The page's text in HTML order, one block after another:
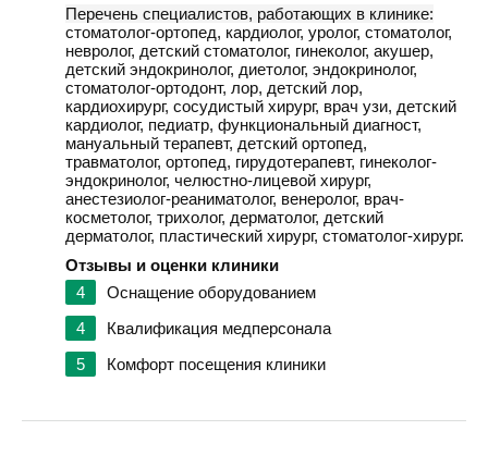
Перечень специалистов, работающих в клинике:
стоматолог-ортопед, кардиолог, уролог, стоматолог,
невролог, детский стоматолог, гинеколог, акушер,
детский эндокринолог, диетолог, эндокринолог,
стоматолог-ортодонт, лор, детский лор,
кардиохирург, сосудистый хирург, врач узи, детский
кардиолог, педиатр, функциональный диагност,
мануальный терапевт, детский ортопед,
травматолог, ортопед, гирудотерапевт, гинеколог-
эндокринолог, челюстно-лицевой хирург,
анестезиолог-реаниматолог, венеролог, врач-
косметолог, трихолог, дерматолог, детский
дерматолог, пластический хирург, стоматолог-хирург.
Отзывы и оценки клиники
4
Оснащение оборудованием
4
Квалификация медперсонала
5
Комфорт посещения клиники